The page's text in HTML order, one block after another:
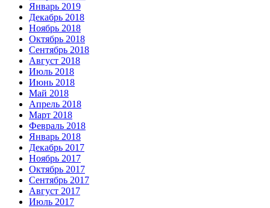
Январь 2019
Декабрь 2018
Ноябрь 2018
Октябрь 2018
Сентябрь 2018
Август 2018
Июль 2018
Июнь 2018
Май 2018
Апрель 2018
Март 2018
Февраль 2018
Январь 2018
Декабрь 2017
Ноябрь 2017
Октябрь 2017
Сентябрь 2017
Август 2017
Июль 2017